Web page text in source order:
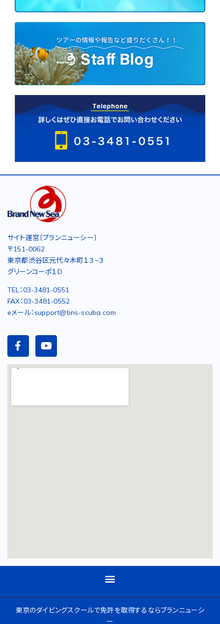
サイト運営〔ブランニューシー〕
〒151-0062
東京都渋谷区元代々木町１３−３
グリーンコーポ１D
TEL：03-3481-0551
FAX：03-3481-0552
eメール：support@bns-scuba.com
東京のダイビングスクールで免許を取得するならブランニューシ
ー